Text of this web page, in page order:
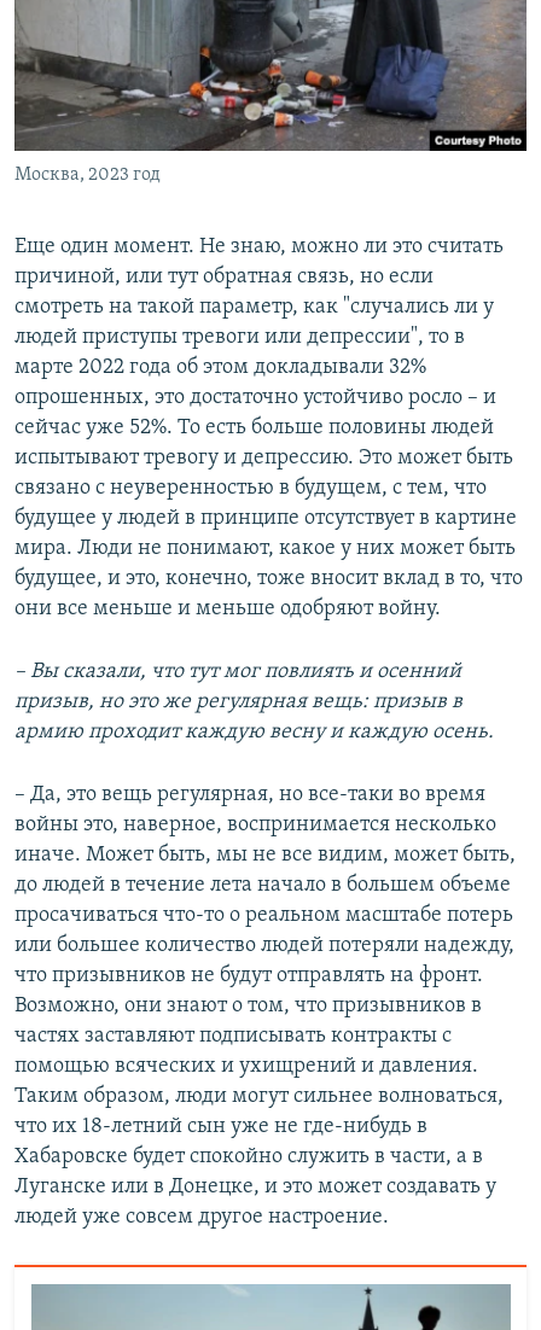
Москва, 2023 год
Еще один момент. Не знаю, можно ли это считать
причиной, или тут обратная связь, но если
смотреть на такой параметр, как "случались ли у
людей приступы тревоги или депрессии", то в
марте 2022 года об этом докладывали 32%
опрошенных, это достаточно устойчиво росло – и
сейчас уже 52%. То есть больше половины людей
испытывают тревогу и депрессию. Это может быть
связано с неуверенностью в будущем, с тем, что
будущее у людей в принципе отсутствует в картине
мира. Люди не понимают, какое у них может быть
будущее, и это, конечно, тоже вносит вклад в то, что
они все меньше и меньше одобряют войну.
– Вы сказали, что тут мог повлиять и осенний
призыв, но это же регулярная вещь: призыв в
армию проходит каждую весну и каждую осень.
– Да, это вещь регулярная, но все-таки во время
войны это, наверное, воспринимается несколько
иначе. Может быть, мы не все видим, может быть,
до людей в течение лета начало в большем объеме
просачиваться что-то о реальном масштабе потерь
или большее количество людей потеряли надежду,
что призывников не будут отправлять на фронт.
Возможно, они знают о том, что призывников в
частях заставляют подписывать контракты с
помощью всяческих и ухищрений и давления.
Таким образом, люди могут сильнее волноваться,
что их 18-летний сын уже не где-нибудь в
Хабаровске будет спокойно служить в части, а в
Луганске или в Донецке, и это может создавать у
людей уже совсем другое настроение.